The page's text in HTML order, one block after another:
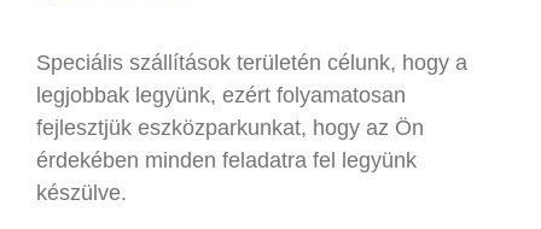
Speciális szállítások területén célunk, hogy a
legjobbak legyünk, ezért folyamatosan
fejlesztjük eszközparkunkat, hogy az Ön
érdekében minden feladatra fel legyünk
készülve.